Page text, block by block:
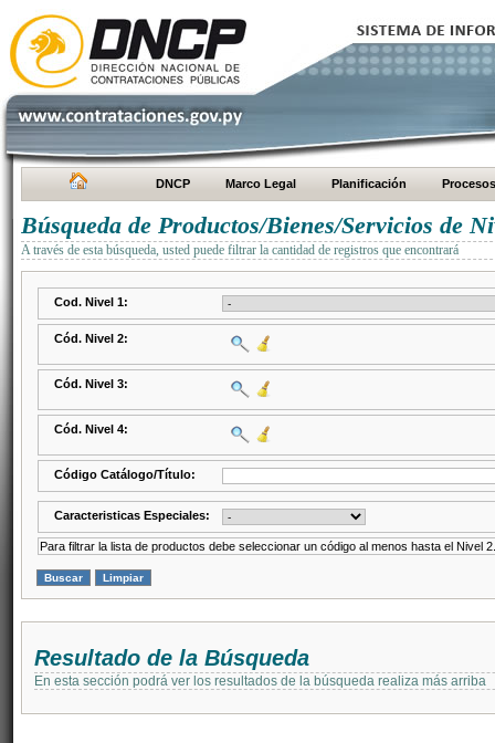
DNCP Marco Legal Planificación Procesos
Búsqueda de Productos/Bienes/Servicios de
A través de esta búsqueda, usted puede filtrar la cantidad de registros que encontrará
Cod. Nivel 1:
Cód. Nivel 2:
Cód. Nivel 3:
Cód. Nivel 4:
Código Catálogo/Título:
Caracteristicas Especiales:
Para filtrar la lista de productos debe seleccionar un código al menos hasta el Nivel 2.
Resultado de la Búsqueda
En esta sección podrá ver los resultados de la búsqueda realiza más arriba